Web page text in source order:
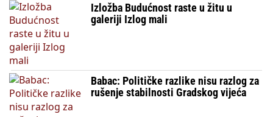
Izložba Budućnost raste u žitu u
galeriji Izlog mali
Babac: Političke razlike nisu razlog za
rušenje stabilnosti Gradskog vijeća